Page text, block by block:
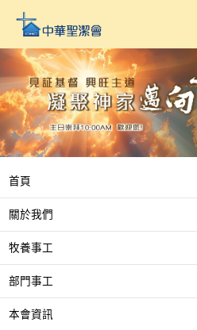
主
內
容
首頁
關於我們
牧養事工
部門事工
本會資訊